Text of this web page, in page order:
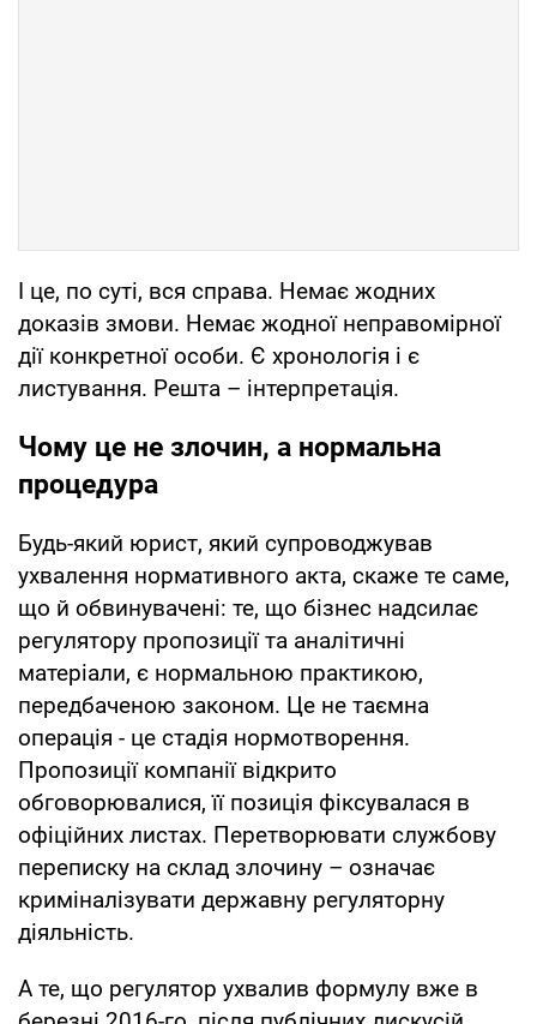
І це, по суті, вся справа. Немає жодних
доказів змови. Немає жодної неправомірної
дії конкретної особи. Є хронологія і є
листування. Решта – інтерпретація.
Чому це не злочин, а нормальна
процедура
Будь-який юрист, який супроводжував
ухвалення нормативного акта, скаже те саме,
що й обвинувачені: те, що бізнес надсилає
регулятору пропозиції та аналітичні
матеріали, є нормальною практикою,
передбаченою законом. Це не таємна
операція - це стадія нормотворення.
Пропозиції компанії відкрито
обговорювалися, її позиція фіксувалася в
офіційних листах. Перетворювати службову
переписку на склад злочину – означає
криміналізувати державну регуляторну
діяльність.
А те, що регулятор ухвалив формулу вже в